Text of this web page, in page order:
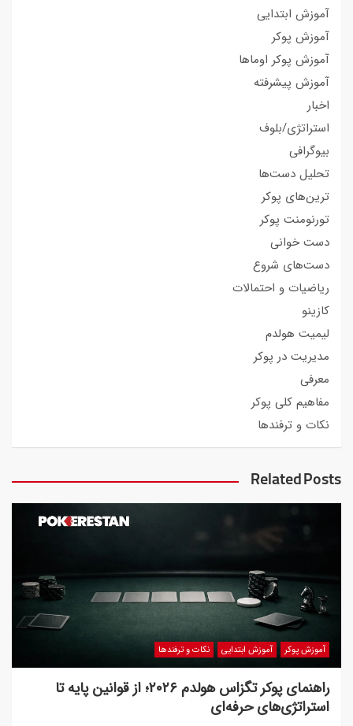
آموزش ابتدایی
آموزش پوکر
آموزش پوکر اوماها
آموزش پیشرفته
اخبار
استراتژی/بلوف
بیوگرافی
تحلیل دست‌ها
ترین‌های پوکر
تورنومنت پوکر
دست خوانی
دست‌های شروع
ریاضیات و احتمالات
کازینو
لیمیت هولدم
مدیریت در پوکر
معرفی
مفاهیم کلی پوکر
نکات و ترفندها
Related Posts
آموزش پوکر آموزش ابتدایی نکات و ترفندها
راهنمای پوکر تگزاس هولدم ۲۰۲۶؛ از قوانین پایه تا
استراتژی‌های حرفه‌ای